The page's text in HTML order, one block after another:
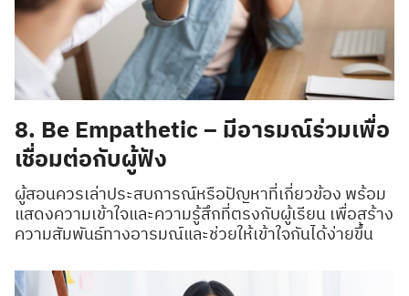
8. Be Empathetic – มีอารมณ์ร่วมเพื่อ
เชื่อมต่อกับผู้ฟัง
ผู้สอนควรเล่าประสบการณ์หรือปัญหาที่เกี่ยวข้อง พร้อม
แสดงความเข้าใจและความรู้สึกที่ตรงกับผู้เรียน เพื่อสร้าง
ความสัมพันธ์ทางอารมณ์และช่วยให้เข้าใจกันได้ง่ายขึ้น